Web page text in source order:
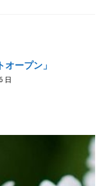
オープン」
日